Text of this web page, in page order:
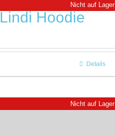
Nicht auf Lager
Lindi Hoodie
Details
Nicht auf Lager